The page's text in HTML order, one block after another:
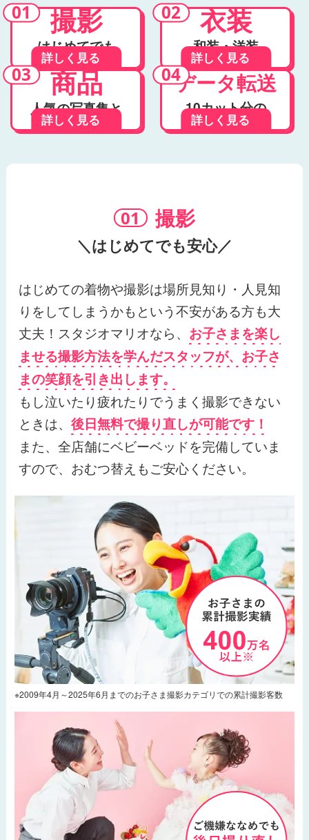
撮影
はじめてでも
安心
詳しく見る
衣装
和装・洋装
どっちもOK
詳しく見る
商品
人気の写真集と
フォトディスク
詳しく見る
データ転送
10カット分の
データを転送
詳しく見る
撮影
＼はじめてでも安心／
はじめての着物や撮影は場所見知り・人見知
りをしてしまうかもという不安がある方も大
丈夫！ スタジオマリオなら、 お子さまを楽し
ませる撮影方法を学んだスタッフが、お子さ
まの笑顔を引き出します。
もし泣いたり疲れたりでうまく撮影できない
ときは、 後日無料で撮り直しが可能です！
また、全店舗にベビーベッドを完備していま
すので、おむつ替えもご安心ください。
※2009年4月～2025年6月までのお子さま撮影カテゴリでの累計撮影客数